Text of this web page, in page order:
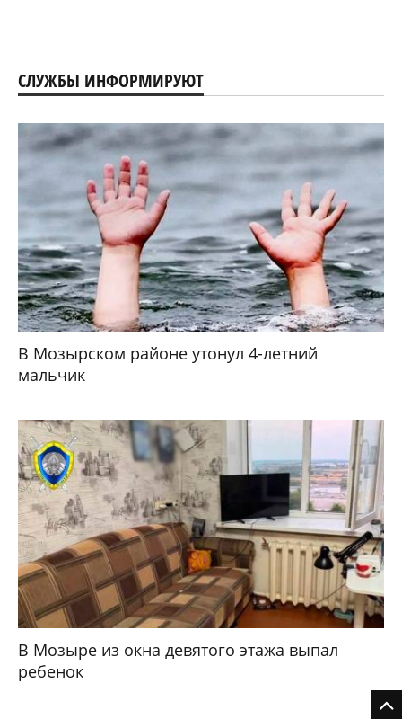
СЛУЖБЫ ИНФОРМИРУЮТ
В Мозырском районе утонул 4-летний
мальчик
В Мозыре из окна девятого этажа выпал
ребенок